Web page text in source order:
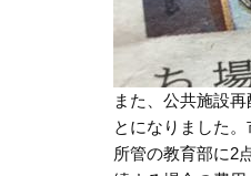
また、公共施設
とになりました
所管の教育部に2